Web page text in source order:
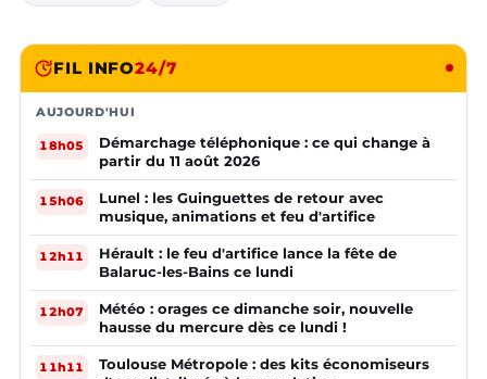
FIL INFO24/7
AUJOURD'HUI
18h05
Démarchage téléphonique : ce qui change à
partir du 11 août 2026
15h06
Lunel : les Guinguettes de retour avec
musique, animations et feu d'artifice
12h11
Hérault : le feu d'artifice lance la fête de
Balaruc-les-Bains ce lundi
12h07
Météo : orages ce dimanche soir, nouvelle
hausse du mercure dès ce lundi !
11h11
Toulouse Métropole : des kits économiseurs